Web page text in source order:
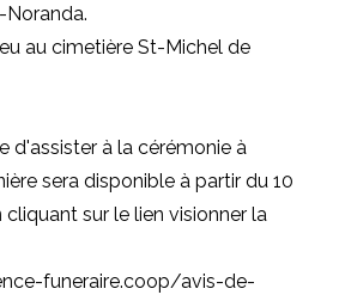
au cimetière St-Michel de
d'assister à la cérémonie à
sera disponible à partir du 10
cliquant sur le lien visionner la
funeraire.coop/avis-de-